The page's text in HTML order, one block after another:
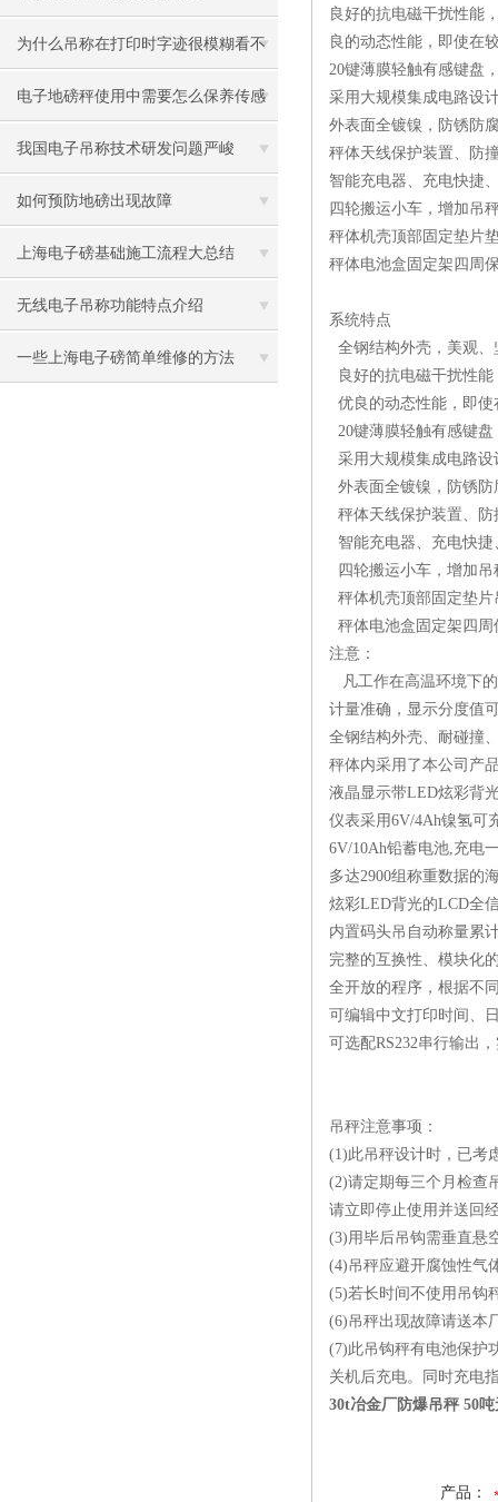
为什么吊称在打印时字迹很模糊看不
清？是什么原因？
电子地磅秤使用中需要怎么保养传感
器
我国电子吊称技术研发问题严峻
如何预防地磅出现故障
上海电子磅基础施工流程大总结
无线电子吊称功能特点介绍
一些上海电子磅简单维修的方法
良好的抗电磁干扰性能
良的动态性能，即使在
20键薄膜轻触有感键盘
采用大规模集成电路设
外表面全镀镍，防锈防
秤体天线保护装置、防
智能充电器、充电快捷
四轮搬运小车，增加吊
秤体机壳顶部固定垫片
秤体电池盒固定架四周
系统特点
全钢结构外壳，美观
良好的抗电磁干扰性
优良的动态性能，即
20键薄膜轻触有感键
采用大规模集成电路
外表面全镀镍，防锈防
秤体天线保护装置、防
智能充电器、充电快
四轮搬运小车，增加吊
秤体机壳顶部固定垫
秤体电池盒固定架四
注意：
凡工作在高温环境下
计量准确，显示分度值
全钢结构外壳、耐碰撞
秤体内采用了本公司产
液晶显示带LED炫彩背
仪表采用6V/4Ah镍氢可
6V/10Ah铅蓄电池,充电
多达2900组称重数据的
炫彩LED背光的LCD全
内置码头吊自动称量累
完整的互换性、模块化
全开放的程序，根据不
可编辑中文打印时间、
可选配RS232串行输出
吊秤注意事项：
(1)此吊秤设计时，已考
(2)请定期每三个月检查
请立即停止使用并送回
(3)用毕后吊钩需垂直悬
(4)吊秤应避开腐蚀性气
(5)若长时间不使用吊钩
(6)吊秤出现故障请送本
(7)此吊钩秤有电池保护
关机后充电。同时充电
30t冶金厂防爆吊秤 50
产品：